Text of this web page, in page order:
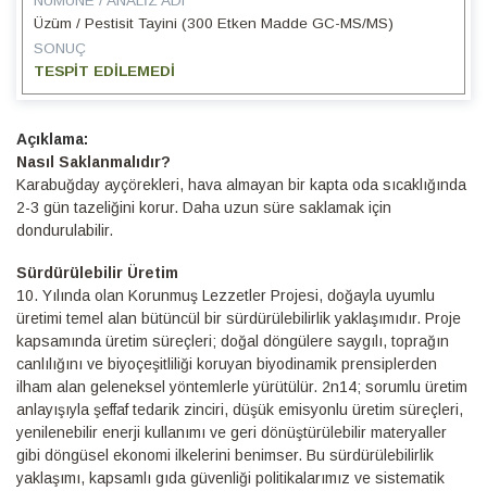
Üzüm / Pestisit Tayini (300 Etken Madde GC-MS/MS)
SONUÇ
TESPİT EDİLEMEDİ
Detaylı
Bilgi
Nasıl Saklanmalıdır?
Karabuğday ayçörekleri, hava almayan bir kapta oda sıcaklığında
2-3 gün tazeliğini korur. Daha uzun süre saklamak için
dondurulabilir.
Sürdürülebilir Üretim
10.⁠ ⁠Yılında olan Korunmuş Lezzetler Projesi, doğayla uyumlu
üretimi temel alan bütüncül bir sürdürülebilirlik yaklaşımıdır. Proje
kapsamında üretim süreçleri; doğal döngülere saygılı, toprağın
canlılığını ve biyoçeşitliliği koruyan biyodinamik prensiplerden
ilham alan geleneksel yöntemlerle yürütülür. 2n14; sorumlu üretim
anlayışıyla şeffaf tedarik zinciri, düşük emisyonlu üretim süreçleri,
yenilenebilir enerji kullanımı ve geri dönüştürülebilir materyaller
gibi döngüsel ekonomi ilkelerini benimser. Bu sürdürülebilirlik
yaklaşımı, kapsamlı gıda güvenliği politikalarımız ve sistematik